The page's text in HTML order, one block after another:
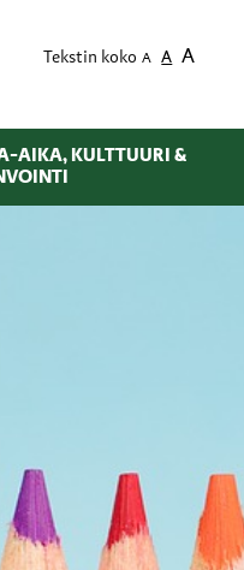
Tekstin koko A A A
AIKA, KULTTUURI &